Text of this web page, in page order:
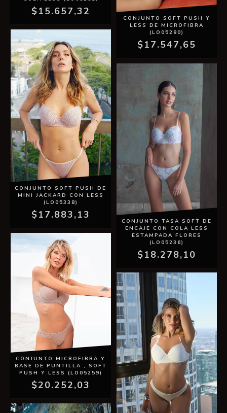
$15.657,32
CONJUNTO SOFT PUSH DE
MINI JACKARD CON LESS
(LO05338)
$17.883,13
CONJUNTO SOFT PUSH Y
LESS DE MICROFIBRA
(LO05280)
$17.547,65
CONJUNTO MICROFIBRA Y
BASE DE PUNTILLA , SOFT
PUSH Y LESS (LO05259)
$20.252,03
CONJUNTO TASA SOFT DE
ENCAJE CON COLA LESS
ESTAMPADA FLORES
(LO05236)
$18.278,10